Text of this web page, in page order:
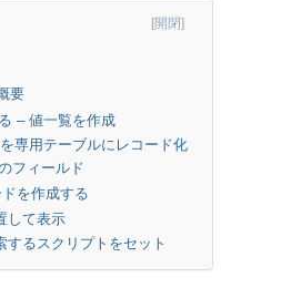
要
– 値一覧を作成
専用テーブルにレコード化
フィールド
を作成する
して表示
するスクリプトをセット